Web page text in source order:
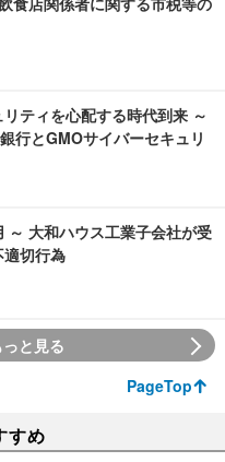
食店関係者に関する市税等の
ティを心配する時代到来 ～
行とGMOサイバーセキュリ
～ 大和ハウス工業子会社が受
切行為
と見る
PageTop
すめ